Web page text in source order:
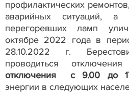
профилактических
аварийных ситуаций,
перегоревших ламп
октябре 2022 года в
28.10.2022 г.
проводиться
отключения с 9.00 до
энергии в следующих